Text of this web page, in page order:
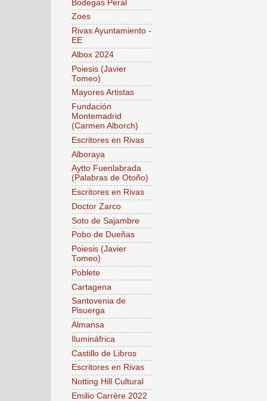
Bodegas Peral
Zoes
Rivas Ayuntamiento -
EE
Albox 2024
Poiesis (Javier
Tomeo)
Mayores Artistas
Fundación
Montemadrid
(Carmen Alborch)
Escritores en Rivas
Alboraya
Aytto Fuenlabrada
(Palabras de Otoño)
Escritores en Rivas
Doctor Zarco
Soto de Sajambre
Pobo de Dueñas
Poiesis (Javier
Tomeo)
Poblete
Cartagena
Santovenia de
Pisuerga
Almansa
Ilumináfrica
Castillo de Libros
Escritores en Rivas
Notting Hill Cultural
Emilio Carrère 2022